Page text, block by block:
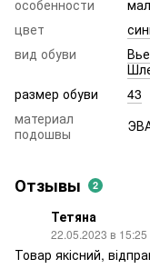
особенности
цвет
вид обуви
размер обуви
43
материал
подошвы
Отзывы 2
Тетяна
22.05.2023 в 15:25
Товар якісний,